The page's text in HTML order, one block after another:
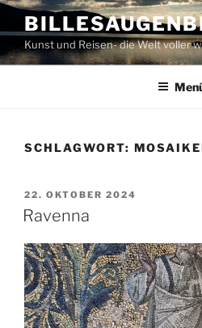
Zum
Inhalt
springenKunst und Reisen- die Welt voller
SCHLAGWORT:
VERÖFFENTLICHT
AM
22. OKTOBER 2024
Ravenna